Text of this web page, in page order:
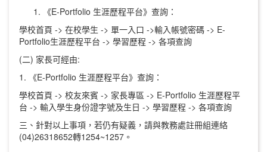
《E-Portfolio 生涯歷程平台》查詢：
學校首頁 -> 在校學生 -> 單一入口 ->輸入帳號密碼 -> E-
Portfolio生涯歷程平台 -> 學習歷程 -> 各項查詢
(二) 家長可經由:
1. 《E-Portfolio 生涯歷程平台》查詢：
學校首頁 -> 校友來賓 -> 家長專區 -> E-Portfolio 生涯歷程平
台 -> 輸入學生身份證字號及生日 -> 學習歷程 -> 各項查詢
三、針對以上事項，若仍有疑義，請與教務處註冊組連絡
(04)26318652轉1254~1257。